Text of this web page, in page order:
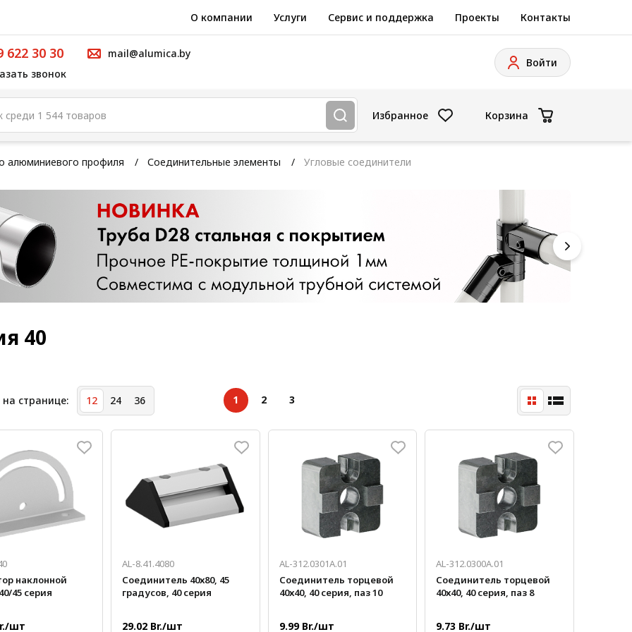
О компании Услуги Сервис и поддержка Проекты Контакты
622 30 30
звонок
mail@alumica.by
Войти
Избранное Корзина
алюминиевого профиля Соединительные элементы Угловые соединители
40
странице: 12 24 36 1 2 3
наклонной
45 серия
шт
AL-8.41.4080
Соединитель 40х80, 45
градусов, 40 серия
29.02 Br./шт
AL-312.0301A.01
Соединитель торцевой
40х40, 40 серия, паз 10
9.99 Br./шт
AL-312.0300A.01
Соединитель торцевой
40х40, 40 серия, паз 8
9.73 Br./шт